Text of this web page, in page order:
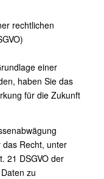
rechtlichen
einer
haben Sie das
für die Zukunft
Recht, unter
21 DSGVO der
zu